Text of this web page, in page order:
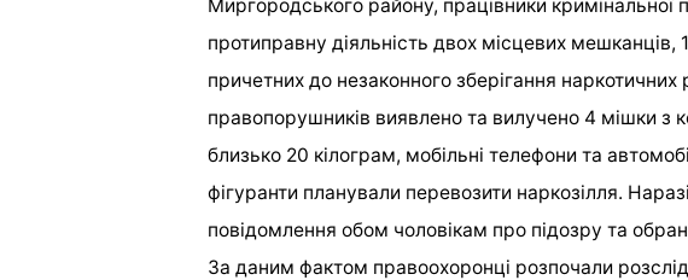
Миргородського району, працівники кримінальної
протиправну діяльність двох місцевих
причетних до незаконного зберігання наркотичних
правопорушників виявлено та вилучено 4 мішки з
близько 20 кілограм, мобільні телефони та
фігуранти планували перевозити наркозілля.
повідомлення обом чоловікам про підозру та
За даним фактом правоохоронці розпочали